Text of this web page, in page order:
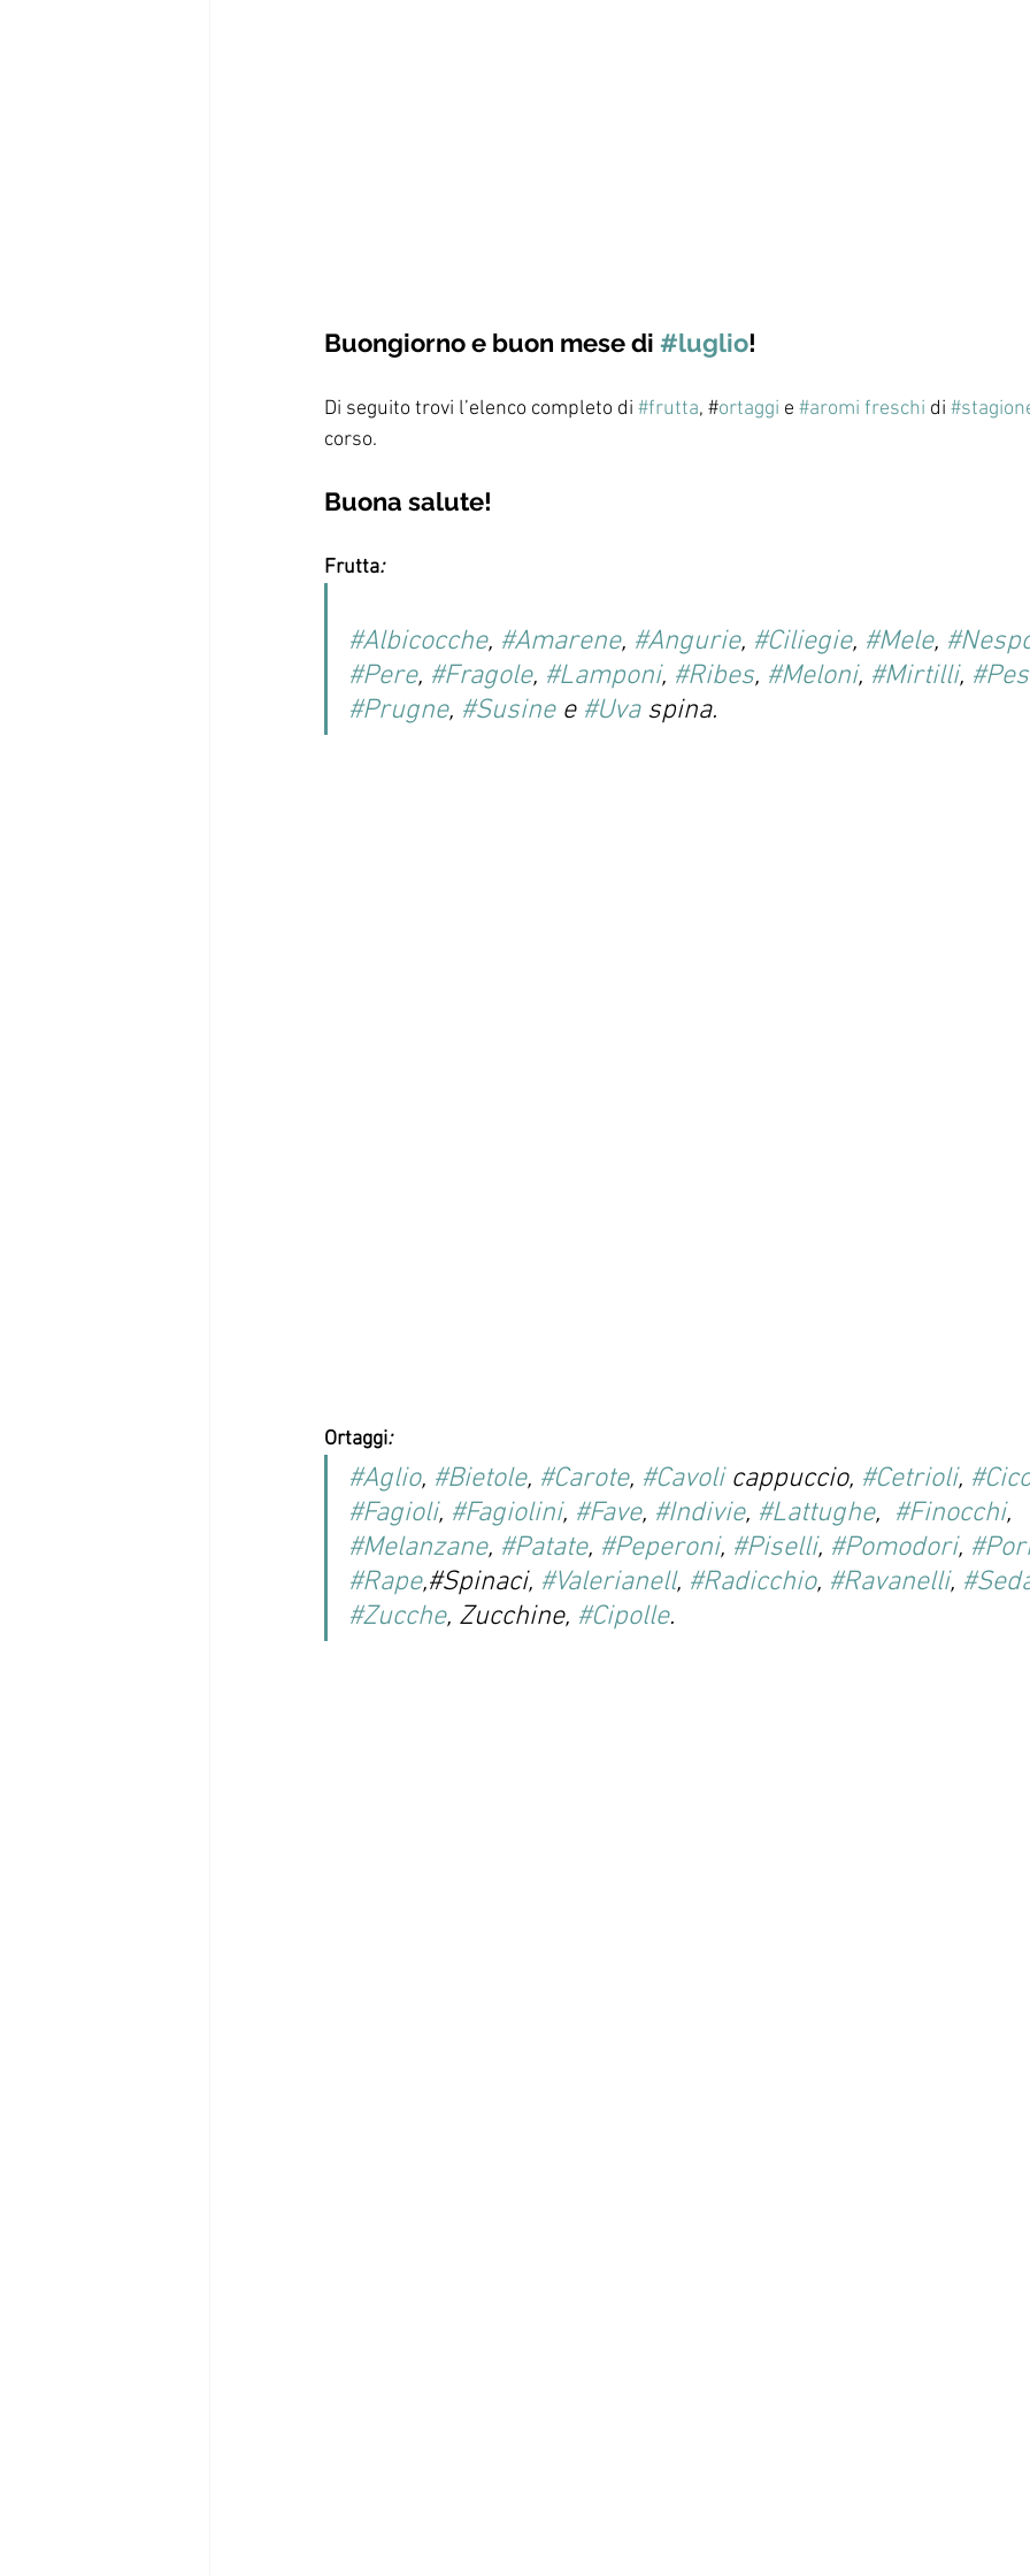
Buongiorno e buon mese di #luglio!
Di seguito trovi l’elenco completo di #frutta, #ortaggi e #aromi freschi di
corso.
Buona salute!
Frutta:
#Albicocche, #Amarene, #Angurie, #Ciliegie, #Mele,
#Pere, #Fragole, #Lamponi, #Ribes, #Meloni, #Mirtilli,
#Prugne, #Susine e #Uva spina.
Ortaggi:
#Aglio, #Bietole, #Carote, #Cavoli cappuccio, #Cetrioli,
#Fagioli, #Fagiolini, #Fave, #Indivie, #Lattughe, #Finocchi,
#Melanzane, #Patate, #Peperoni, #Piselli, #Pomodori,
#Rape,#Spinaci, #Valerianell, #Radicchio, #Ravanelli,
#Zucche, Zucchine, #Cipolle.